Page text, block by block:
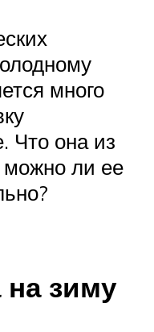
много
Что она из
можно ли ее
на зиму